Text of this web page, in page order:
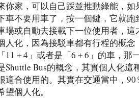
你家，可以自己踩並推動綠能，如
車不要用車了，按一個鍵，它就跑
場或自動去接載下一位使用者，這
人化，因為接駁車都有行程的概念
「11＋4」或者是「6＋6」的車，那
Shuttle Bus的概念，其實個人化這
適合使用的。其實在交通當中，90
望個人化。